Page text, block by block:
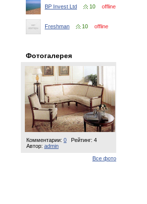
BP Invest Ltd 10 offline
Freshman 10 offline
Фотогалерея
Комментарии: 0
Рейтинг: 4
Автор: admin
Все фото